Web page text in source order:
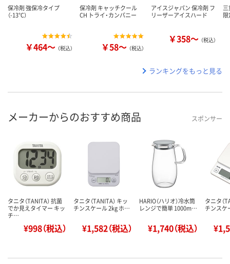
保冷剤 強保冷タイプ
（-13℃）
￥464～ （税込）
保冷剤 キャッチクール
CH トライ・カンパニー
￥58～ （税込）
アイスジャパン 保冷剤 フ
リーザーアイスハード
￥358～ （税込）
ランキングをもっと見る
メーカーからのおすすめ商品 スポンサー
タニタ（TANITA） 抗菌
でか見えタイマー キッ
チ…
¥998（税込）
タニタ（TANITA） キッ
チンスケール 2kg ホ…
¥1,582（税込）
HARIO（ハリオ）冷水筒
レンジで簡単 1000m…
¥1,740（税込）
タニタ（
チンス